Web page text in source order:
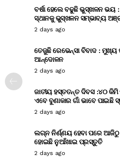
ବର୍ଷା ହେଲେ ବଢୁଛି ଭୁସ୍ଖଳନ ଭୟ
ସ୍ଥାନକୁ ଭୁସ୍ଖଳନ ସମ୍ଭାବ୍ୟ
2 days ago
ତେଜୁଛି ରେଭେନ୍ସା ବିବାଦ :
ଆନ୍ଦୋଳନ
2 days ago
ଜାତୀୟ ହସ୍ତତନ୍ତ ଦିବସ :୪୦ କିମି
ଏବେ ବୁଣାକାର ଗାଁ ଭାବେ
2 days ago
ଲଗ୍ନ ନିର୍ଣ୍ଣୟ ହେବା ପରେ
ହୋଇଛି ନୁଆଁଖାଇ ପ୍ରସ୍ତୁତି
2 days ago